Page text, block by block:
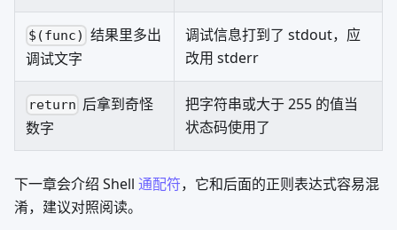
$(func) 结果里多出
调试文字
调试信息打到了 stdout，应
改用 stderr
return 后拿到奇怪
数字
把字符串或大于 255 的值当
状态码使用了
下一章会介绍 Shell 通配符，它和后面的正则表达式容易混
淆，建议对照阅读。